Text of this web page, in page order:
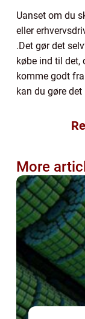
Uanset om du
eller
.Det gør det
købe ind til det,
komme godt
kan du gøre det
More